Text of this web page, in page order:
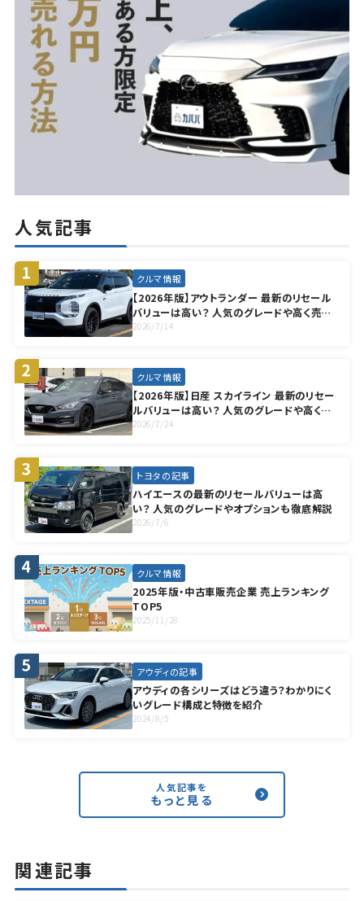
人気記事
クルマ情報
【2026年版】アウトランダー 最新のリセール
バリューは高い？ 人気のグレードや高く売却
する方法も徹底解説
2026/7/14
クルマ情報
【2026年版】日産 スカイライン 最新のリセー
ルバリューは高い？ 人気のグレードや高く売
却する方法も徹底解説
2026/7/24
トヨタの記事
ハイエースの最新のリセールバリューは高
い？ 人気のグレードやオプションも徹底解説
2026/7/6
クルマ情報
2025年版・中古車販売企業 売上ランキング
TOP5
2025/11/28
アウディの記事
アウディの各シリーズはどう違う？わかりにく
いグレード構成と特徴を紹介
2024/8/5
人気記事を
もっと見る
関連記事